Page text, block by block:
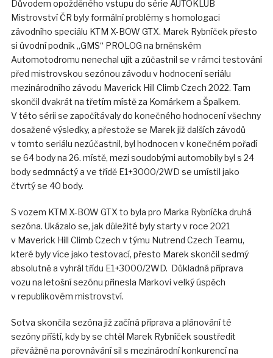
Důvodem opožděného vstupu do série AUTOKLUB
Mistrovství ČR byly formální problémy s homologaci
závodního speciálu KTM X-BOW GTX. Marek Rybníček přesto
si úvodní podnik „GMS“ PROLOG na brněnském
Automotodromu nenechal ujít a zúčastnil se v rámci testování
před mistrovskou sezónou závodu v hodnocení seriálu
mezinárodního závodu Maverick Hill Climb Czech 2022. Tam
skončil dvakrát na třetím místě za Komárkem a Špalkem.
V této sérii se započítávaly do konečného hodnocení všechny
dosažené výsledky, a přestože se Marek již dalších závodů
v tomto seriálu nezúčastnil, byl hodnocen v konečném pořadí
se 64 body na 26. místě, mezi soudobými automobily byl s 24
body sedmnáctý a ve třídě E1+3000/2WD se umístil jako
čtvrtý se 40 body.
S vozem KTM X-BOW GTX to byla pro Marka Rybníčka druhá
sezóna. Ukázalo se, jak důležité byly starty v roce 2021
v Maverick Hill Climb Czech v týmu Nutrend Czech Teamu,
které byly více jako testovací, přesto Marek skončil sedmý
absolutně a vyhrál třídu E1+3000/2WD. Důkladná příprava
vozu na letošní sezónu přinesla Markovi velký úspěch
v republikovém mistrovství.
Sotva skončila sezóna již začíná příprava a plánování té
sezóny příští, kdy by se chtěl Marek Rybníček soustředit
převážně na porovnávání sil s mezinárodní konkurencí na